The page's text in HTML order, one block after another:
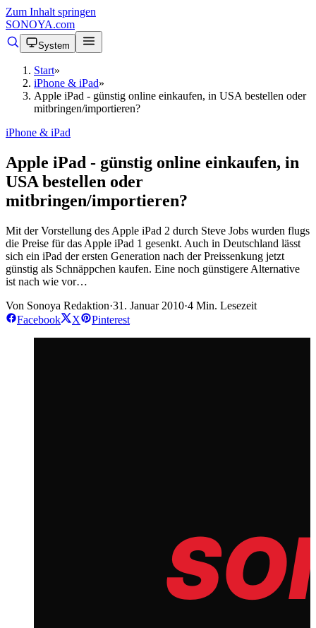
Zum Inhalt springen
SONOYA.com
System
Start»
iPhone & iPad»
Apple iPad - günstig online einkaufen, in USA bestellen oder
mitbringen/importieren?
iPhone & iPad
Apple iPad - günstig online einkaufen, in
USA bestellen oder
mitbringen/importieren?
Mit der Vorstellung des Apple iPad 2 durch Steve Jobs wurden flugs
die Preise für das Apple iPad 1 gesenkt. Auch in Deutschland lässt
sich ein iPad der ersten Generation nach der Preissenkung jetzt
günstig als Schnäppchen kaufen. Eine noch günstigere Alternative
ist nach wie vor…
Von Sonoya Redaktion·31. Januar 2010·4 Min. Lesezeit
Facebook
X Pinterest